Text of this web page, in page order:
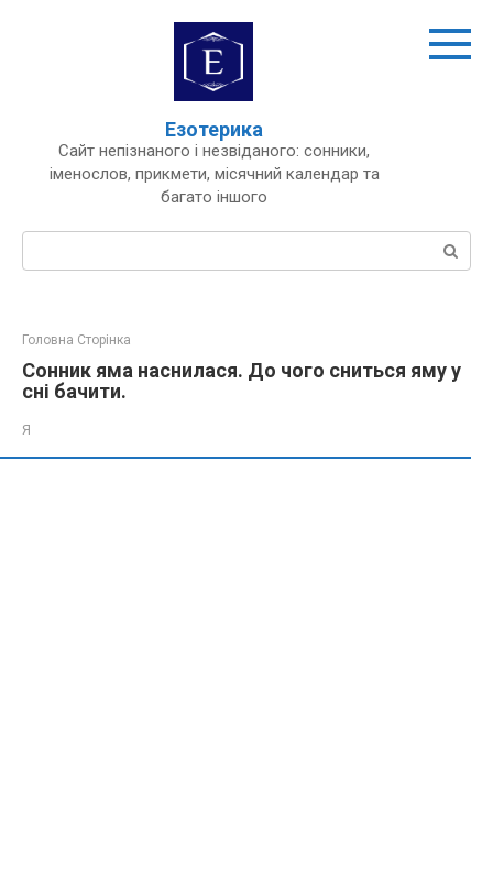
Езотерика
Сайт непізнаного і незвіданого: сонники,
іменослов, прикмети, місячний календар та
багато іншого
Пошук:
Головна Сторінка
Сонник яма наснилася. До чого сниться яму у
сні бачити.
Я